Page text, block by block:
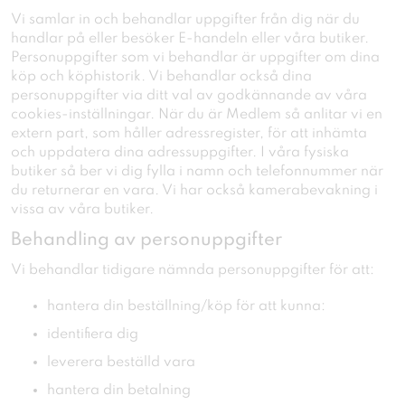
Vi samlar in och behandlar uppgifter från dig när du
handlar på eller besöker E-handeln eller våra butiker.
Personuppgifter som vi behandlar är uppgifter om dina
köp och köphistorik. Vi behandlar också dina
personuppgifter via ditt val av godkännande av våra
cookies-inställningar. När du är Medlem så anlitar vi en
extern part, som håller adressregister, för att inhämta
och uppdatera dina adressuppgifter. I våra fysiska
butiker så ber vi dig fylla i namn och telefonnummer när
du returnerar en vara. Vi har också kamerabevakning i
vissa av våra butiker.
Behandling av personuppgifter
Vi behandlar tidigare nämnda personuppgifter för att:
hantera din beställning/köp för att kunna:
identifiera dig
leverera beställd vara
hantera din betalning